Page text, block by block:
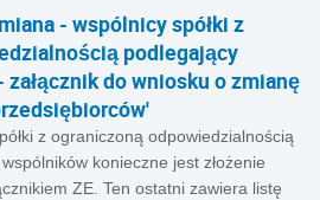
- wspólnicy spółki z
podlegający
do wniosku o zmianę
z ograniczoną odpowiedzialnością
konieczne jest złożenie
ZE. Ten ostatni zawiera listę